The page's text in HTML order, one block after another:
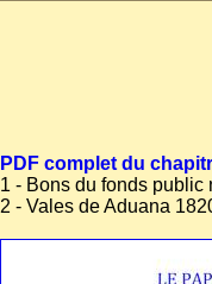
PDF complet du
1 - Bons du fonds public
2 - Vales de Aduana